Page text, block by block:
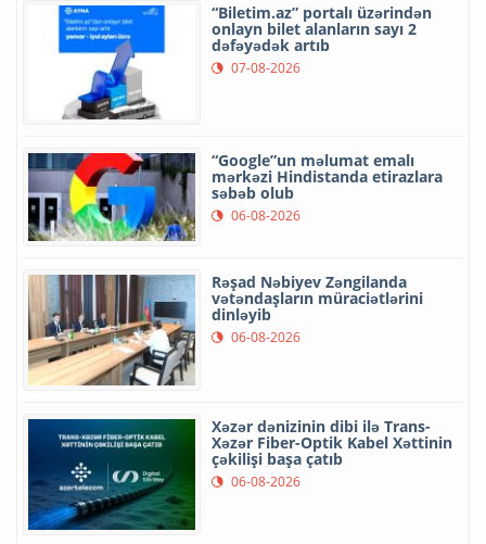
“Biletim.az” portalı üzərindən
onlayn bilet alanların sayı 2
dəfəyədək artıb
07-08-2026
“Google”un məlumat emalı
mərkəzi Hindistanda etirazlara
səbəb olub
06-08-2026
Rəşad Nəbiyev Zəngilanda
vətəndaşların müraciətlərini
dinləyib
06-08-2026
Xəzər dənizinin dibi ilə Trans-
Xəzər Fiber-Optik Kabel Xəttinin
çəkilişi başa çatıb
06-08-2026